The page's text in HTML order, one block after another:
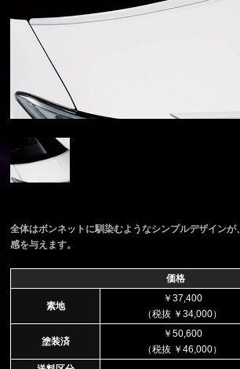
全体はボンネットに馴染むようなシンプルデザイン
感を与えます。
価格
素地
￥37,400
（税抜 ￥34,000）
塗装済
￥50,600
（税抜 ￥46,000）